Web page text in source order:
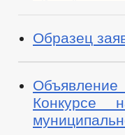
Образец
Конкурсе